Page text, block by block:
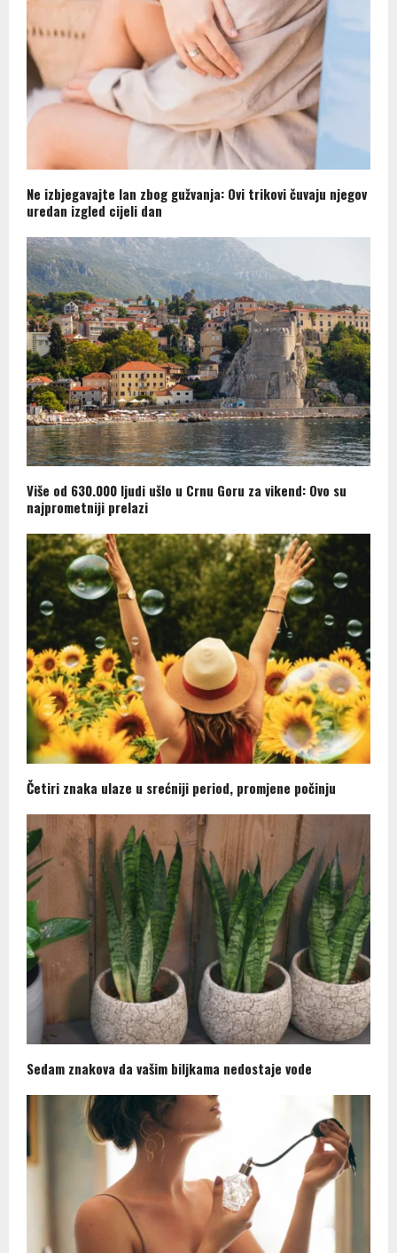
Ne izbjegavajte lan zbog gužvanja: Ovi trikovi čuvaju njegov
uredan izgled cijeli dan
Više od 630.000 ljudi ušlo u Crnu Goru za vikend: Ovo su
najprometniji prelazi
Četiri znaka ulaze u srećniji period, promjene počinju
Sedam znakova da vašim biljkama nedostaje vode